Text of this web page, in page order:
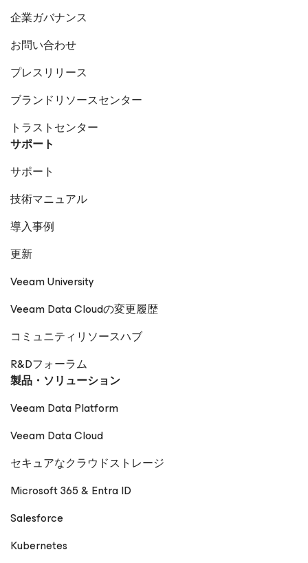
企業ガバナンス
お問い合わせ
プレスリリース
ブランドリソースセンター
トラストセンター
サポート
サポート
技術マニュアル
導入事例
更新
Veeam University
Veeam Data Cloudの変更履歴
コミュニティリソースハブ
R&Dフォーラム
製品・ソリューション
Veeam Data Platform
Veeam Data Cloud
セキュアなクラウドストレージ
Microsoft 365 & Entra ID
Salesforce
Kubernetes